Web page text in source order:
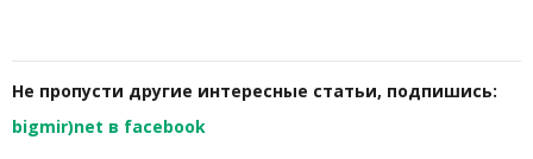
Не пропусти другие интересные статьи, подпишись:
bigmir)net в facebook